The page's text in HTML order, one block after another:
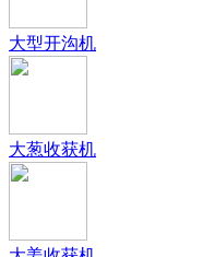
大型开沟机
大葱收获机